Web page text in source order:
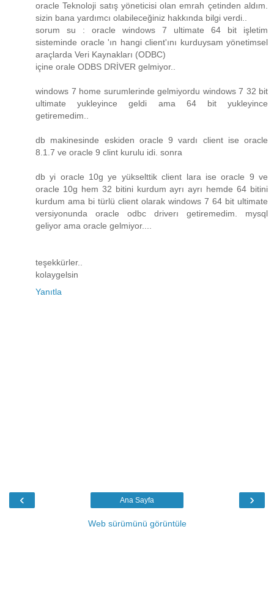
oracle Teknoloji satış yöneticisi olan emrah çetinden aldım.
sizin bana yardımcı olabileceğiniz hakkında bilgi verdi..
sorum su : oracle windows 7 ultimate 64 bit işletim
sisteminde oracle 'ın hangi client'ını kurduysam yönetimsel
araçlarda Veri Kaynakları (ODBC)
içine orale ODBS DRİVER gelmiyor..
windows 7 home surumlerinde gelmiyordu windows 7 32 bit
ultimate yukleyince geldi ama 64 bit yukleyince
getiremedim..
db makinesinde eskiden oracle 9 vardı client ise oracle
8.1.7 ve oracle 9 clint kurulu idi. sonra
db yi oracle 10g ye yükselttik client lara ise oracle 9 ve
oracle 10g hem 32 bitini kurdum ayrı ayrı hemde 64 bitini
kurdum ama bi türlü client olarak windows 7 64 bit ultimate
versiyonunda oracle odbc driverı getiremedim. mysql
geliyor ama oracle gelmiyor....
teşekkürler..
kolaygelsin
Yanıtla
‹ ›
Ana Sayfa
Web sürümünü görüntüle